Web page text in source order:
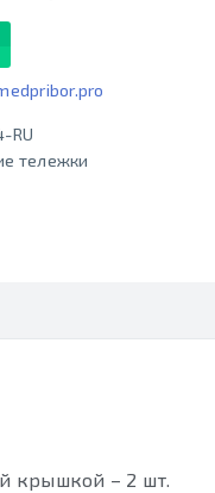
RU
тележки
крышкой – 2 шт.